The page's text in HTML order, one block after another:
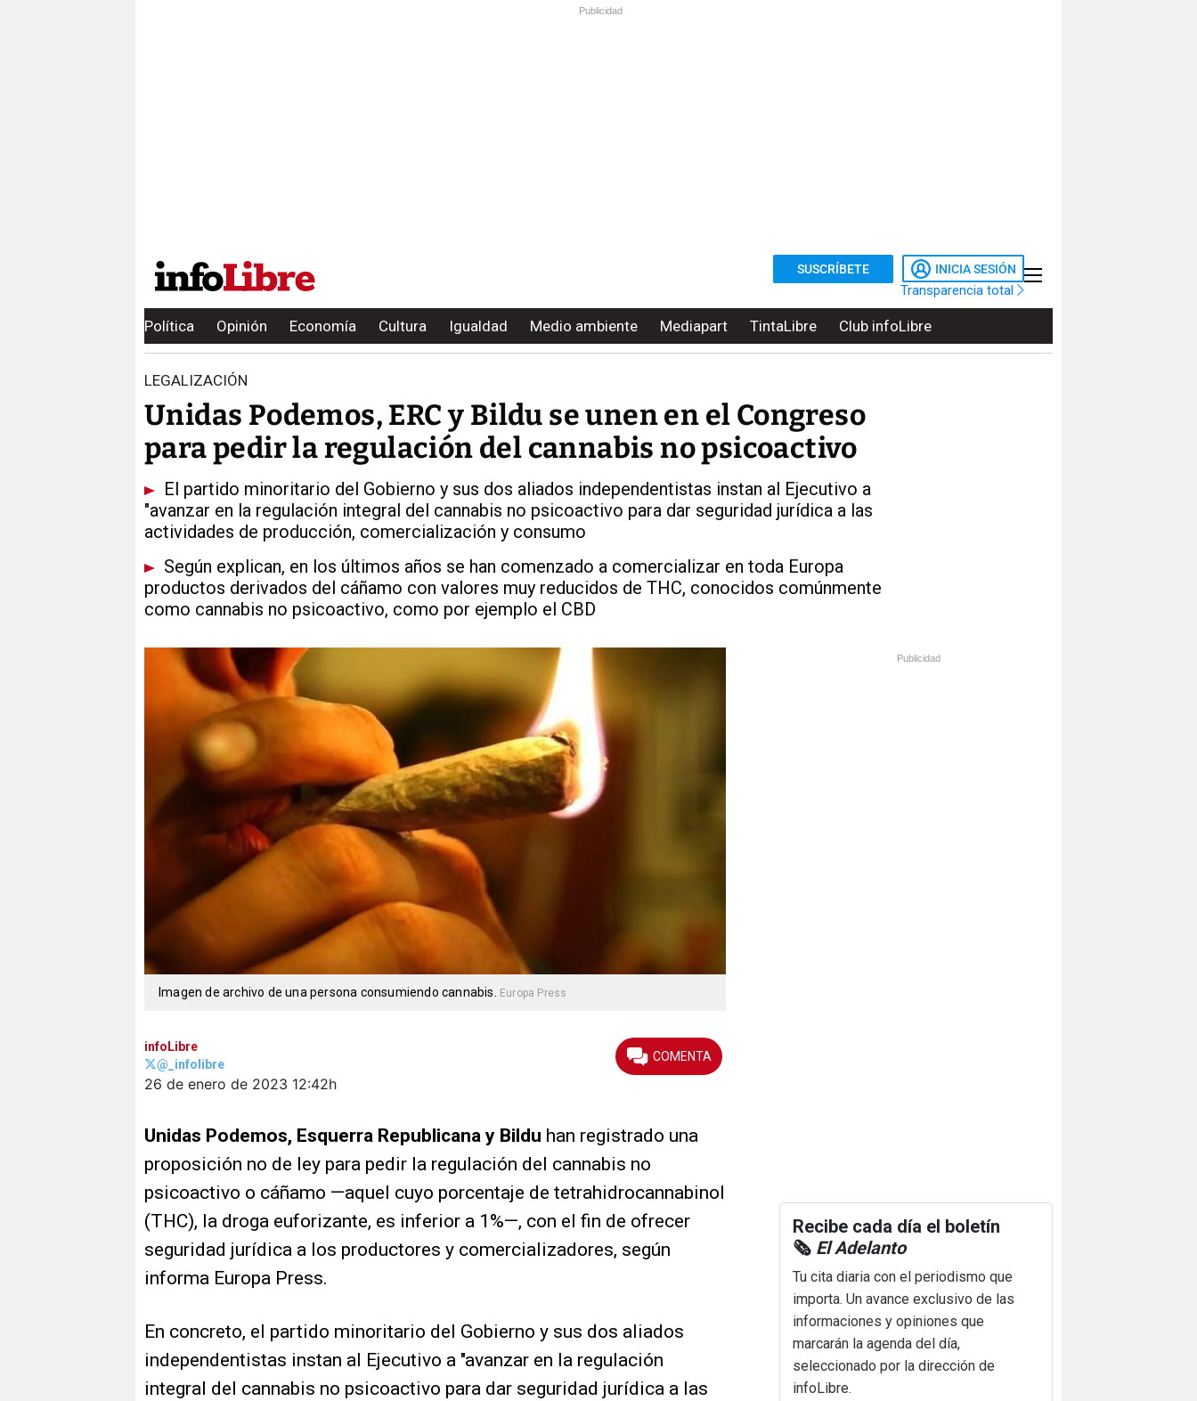
Publicidad
SUSCRÍBETE INICIA SESIÓN
Transparencia total
Política Opinión Economía Cultura Igualdad Medio ambiente Mediapart TintaLibre Club infoLibre
LEGALIZACIÓN
Unidas Podemos, ERC y Bildu se unen en el Congreso
para pedir la regulación del cannabis no psicoactivo
El partido minoritario del Gobierno y sus dos aliados independentistas instan al Ejecutivo a
"avanzar en la regulación integral del cannabis no psicoactivo para dar seguridad jurídica a las
actividades de producción, comercialización y consumo
Según explican, en los últimos años se han comenzado a comercializar en toda Europa
productos derivados del cáñamo con valores muy reducidos de THC, conocidos comúnmente
como cannabis no psicoactivo, como por ejemplo el CBD
Imagen de archivo de una persona consumiendo cannabis. Europa Press
infoLibre
@_infolibre
26 de enero de 2023 12:42h
Unidas Podemos, Esquerra Republicana y Bildu han registrado una
proposición no de ley para pedir la regulación del cannabis no
psicoactivo o cáñamo —aquel cuyo porcentaje de tetrahidrocannabinol
(THC), la droga euforizante, es inferior a 1%—, con el fin de ofrecer
seguridad jurídica a los productores y comercializadores, según
informa Europa Press.
En concreto, el partido minoritario del Gobierno y sus dos aliados
independentistas instan al Ejecutivo a "avanzar en la regulación
integral del cannabis no psicoactivo para dar seguridad jurídica a las
Publicidad
Recibe cada día el boletín
🗞️ El Adelanto
Tu cita diaria con el periodismo que
importa. Un avance exclusivo de las
informaciones y opiniones que
marcarán la agenda del día,
seleccionado por la dirección de
infoLibre.